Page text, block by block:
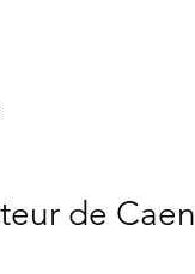
de Caen